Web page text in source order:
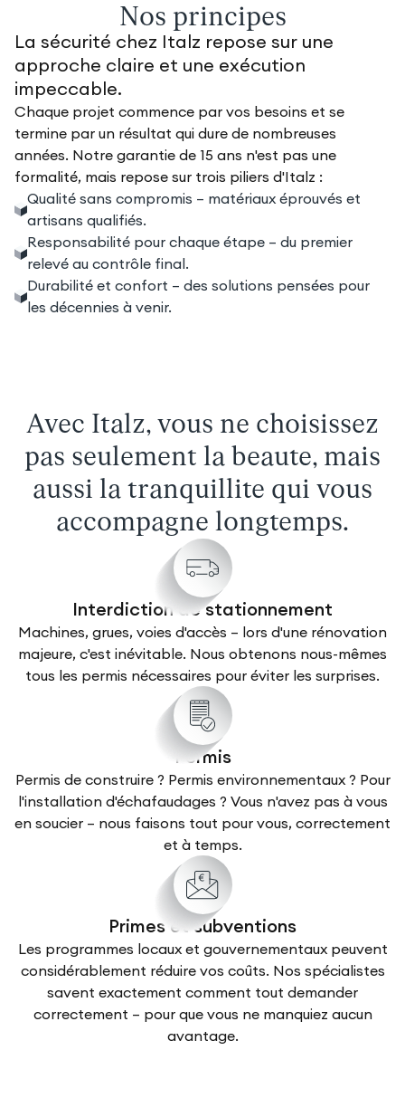
Nos principes
La sécurité chez Italz repose sur une
approche claire et une exécution
impeccable.
Chaque projet commence par vos besoins et se
termine par un résultat qui dure de nombreuses
années. Notre garantie de 15 ans n'est pas une
formalité, mais repose sur trois piliers d'Italz :
Qualité sans compromis – matériaux éprouvés et
artisans qualifiés.
Responsabilité pour chaque étape – du premier
relevé au contrôle final.
Durabilité et confort – des solutions pensées pour
les décennies à venir.
Avec Italz, vous ne choisissez
pas seulement la beauté, mais
aussi la tranquillité qui vous
accompagne longtemps.
Interdiction de stationnement
Machines, grues, voies d'accès – lors d'une rénovation
majeure, c'est inévitable. Nous obtenons nous-mêmes
tous les permis nécessaires pour éviter les surprises.
Permis
Permis de construire ? Permis environnementaux ? Pour
l'installation d'échafaudages ? Vous n'avez pas à vous
en soucier – nous faisons tout pour vous, correctement
et à temps.
Primes et subventions
Les programmes locaux et gouvernementaux peuvent
considérablement réduire vos coûts. Nos spécialistes
savent exactement comment tout demander
correctement – pour que vous ne manquiez aucun
avantage.